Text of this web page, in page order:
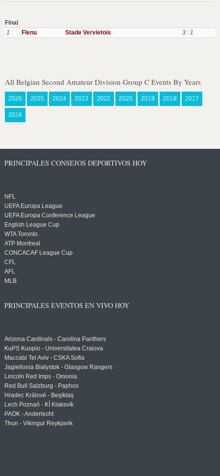
Final
1
Flenu Stade Vervietois 3 : 1
All Belgian Second Amateur Division Group C Events By Years
2026 2025 2024 2023 2022 2020 2019 2018 2017
2016
PRINCIPALES CONSEJOS DEPORTIVOS HOY
NFL
UEFA Europa League
UEFA Europa Conference League
English League Cup
WTA Toronto
ATP Montreal
CONCACAF League Cup
CFL
AFL
MLB
PRINCIPALES EVENTOS EN VIVO HOY
Arizona Cardinals - Carolina Panthers
KuPS Kuopio - Universitatea Craiova
Maccabi Tel Aviv - CSKA Sofia
Jagiellonia Białystok - Glasgow Rangers
Lincoln Red Imps - Omonia
Red Bull Salzburg - Paphos
Hradec Králové - Beşiktaş
Lech Poznań - KÍ Klaksvík
PAOK - Anderlecht
Thun - Vikingur Reykjavik